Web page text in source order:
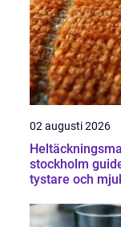
02 augusti 2026
stockholm guide till ett
tystare och